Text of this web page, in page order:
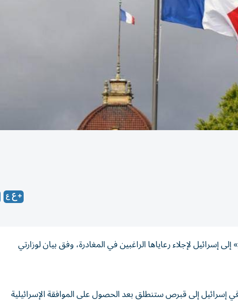
فرنسا، أنها سترسل طائرةً عسكريةً من طراز «آيه 400 إم» إلى إسرائيل لإجلاء رعاياها الراغبين في المغادرة، وفق بيان لوزارتي
إسرائيل إلى قبرص ستنطلق بعد الحصول على الموافقة الإسرائيلية